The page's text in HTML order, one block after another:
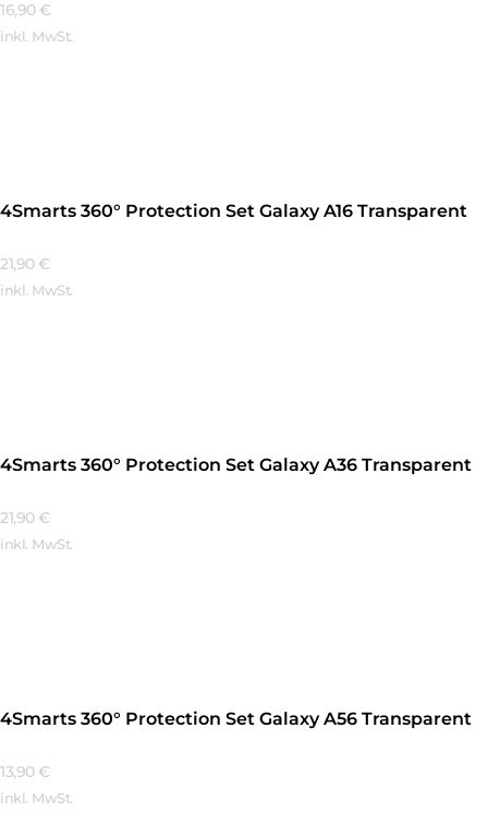
16,90 €
inkl. MwSt.
4Smarts 360° Protection Set Galaxy A16 Transparent
21,90 €
inkl. MwSt.
4Smarts 360° Protection Set Galaxy A36 Transparent
21,90 €
inkl. MwSt.
4Smarts 360° Protection Set Galaxy A56 Transparent
13,90 €
inkl. MwSt.